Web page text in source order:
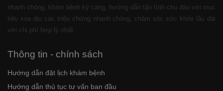
nhanh chóng, khám bệnh kỹ càng, hướng dẫn tận tình chu đáo với mục
tiêu xoa dịu các triệu chứng nhanh chóng, chăm sóc sức khỏe lâu dài
với chi phí hợp lý nhất.
Thông tin - chính sách
Hướng dẫn đặt lịch khám bệnh
Hướng dẫn thủ tục tư vấn ban đầu